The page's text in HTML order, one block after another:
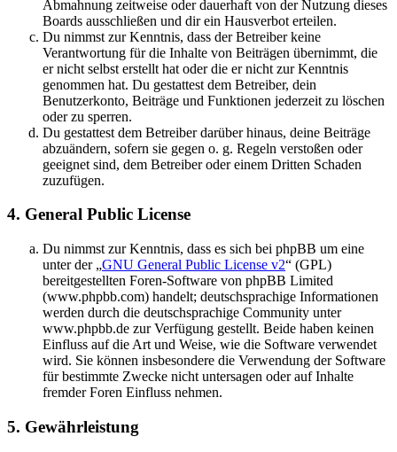
Abmahnung zeitweise oder dauerhaft von der Nutzung dieses
Boards ausschließen und dir ein Hausverbot erteilen.
Du nimmst zur Kenntnis, dass der Betreiber keine
Verantwortung für die Inhalte von Beiträgen übernimmt, die
er nicht selbst erstellt hat oder die er nicht zur Kenntnis
genommen hat. Du gestattest dem Betreiber, dein
Benutzerkonto, Beiträge und Funktionen jederzeit zu löschen
oder zu sperren.
Du gestattest dem Betreiber darüber hinaus, deine Beiträge
abzuändern, sofern sie gegen o. g. Regeln verstoßen oder
geeignet sind, dem Betreiber oder einem Dritten Schaden
zuzufügen.
4. General Public License
Du nimmst zur Kenntnis, dass es sich bei phpBB um eine
unter der „GNU General Public License v2“ (GPL)
bereitgestellten Foren-Software von phpBB Limited
(www.phpbb.com) handelt; deutschsprachige Informationen
werden durch die deutschsprachige Community unter
www.phpbb.de zur Verfügung gestellt. Beide haben keinen
Einfluss auf die Art und Weise, wie die Software verwendet
wird. Sie können insbesondere die Verwendung der Software
für bestimmte Zwecke nicht untersagen oder auf Inhalte
fremder Foren Einfluss nehmen.
5. Gewährleistung